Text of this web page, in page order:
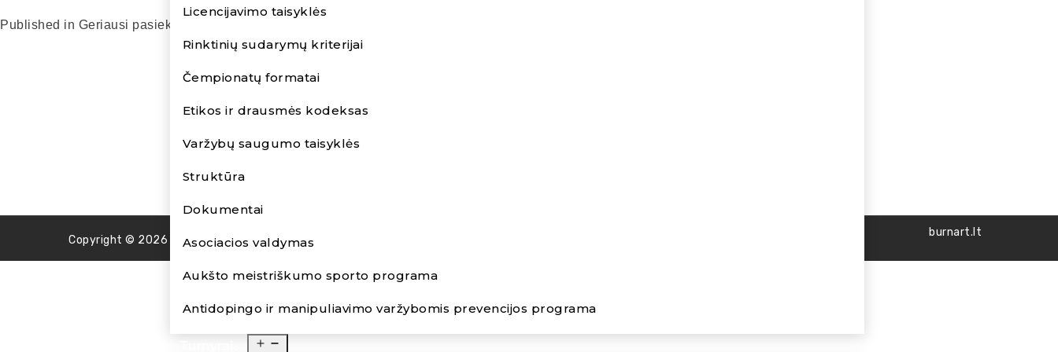
Licencijavimo taisyklės
Rinktinių sudarymų kriterijai
Čempionatų formatai
Etikos ir drausmės kodeksas
Varžybų saugumo taisyklės
Struktūra
Dokumentai
Asociacios valdymas
Aukšto meistriškumo sporto programa
Antidopingo ir manipuliavimo varžybomis prevencijos programa
Published in Geriausi pasiekimai
Copyright © 2026 lietuvospetanke. All Rights Reserved.
burnart.lt